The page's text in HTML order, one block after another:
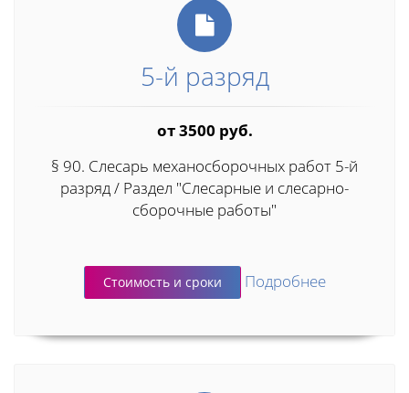
5-й разряд
от 3500 руб.
§ 90. Слесарь механосборочных работ 5-й
разряд / Раздел "Слесарные и слесарно-
сборочные работы"
Стоимость и сроки Подробнее